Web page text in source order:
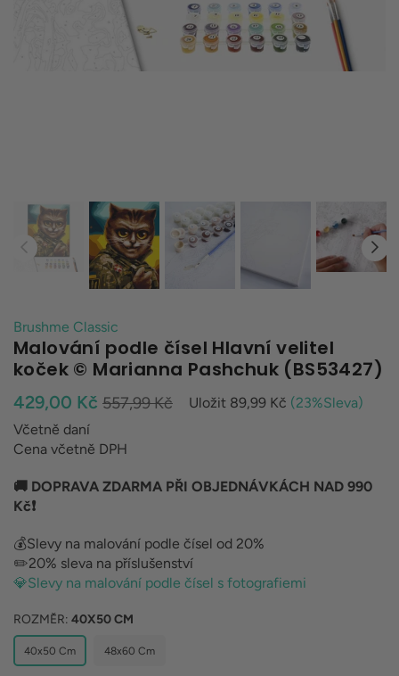
Brushme Classic
Malování podle čísel Hlavní velitel
koček © Marianna Pashchuk (BS53427)
Běžná
cena
429,00 Kč 557,99 Kč Uložit 89,99 Kč (23%Sleva)
Včetně daní
Cena včetně DPH
🚚 DOPRAVA ZDARMA PŘI OBJEDNÁVKÁCH NAD 990
Kč❗
💰Slevy na malování podle čísel od 20%
✏️20% sleva na příslušenství
💎Slevy na malování podle čísel s fotografiemi
ROZMĚR: 40X50 CM
40x50 Cm 48x60 Cm